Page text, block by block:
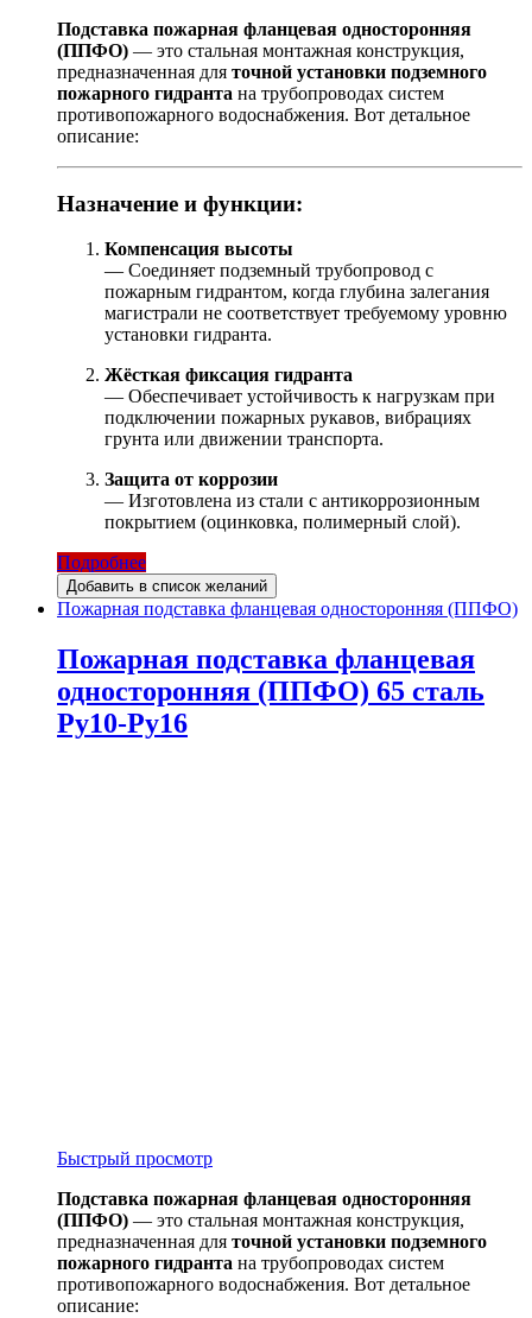
Подставка пожарная фланцевая односторонняя
(ППФО) — это стальная монтажная конструкция,
предназначенная для точной установки подземного
пожарного гидранта на трубопроводах систем
противопожарного водоснабжения. Вот детальное
описание:
Назначение и функции:
Компенсация высоты
— Соединяет подземный трубопровод с
пожарным гидрантом, когда глубина залегания
магистрали не соответствует требуемому уровню
установки гидранта.
Жёсткая фиксация гидранта
— Обеспечивает устойчивость к нагрузкам при
подключении пожарных рукавов, вибрациях
грунта или движении транспорта.
Защита от коррозии
— Изготовлена из стали с антикоррозионным
покрытием (оцинковка, полимерный слой).
Подробнее
Добавить в список желаний
Пожарная подставка фланцевая односторонняя (ППФО)
Пожарная подставка фланцевая
односторонняя (ППФО) 65 сталь
Ру10-Ру16
Быстрый просмотр
Подставка пожарная фланцевая односторонняя
(ППФО) — это стальная монтажная конструкция,
предназначенная для точной установки подземного
пожарного гидранта на трубопроводах систем
противопожарного водоснабжения. Вот детальное
описание: